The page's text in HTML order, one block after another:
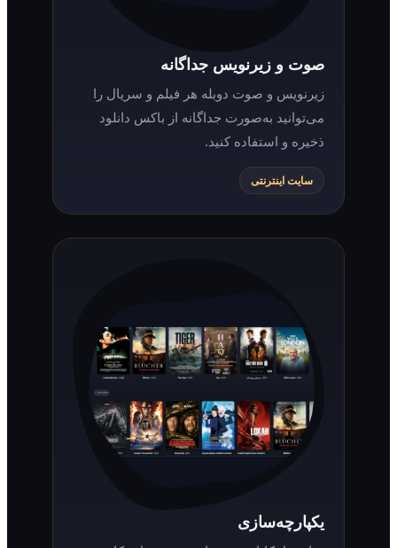
صوت و زیرنویس جداگانه
زیرنویس و صوت دوبله هر فیلم و سریال را
می‌توانید به‌صورت جداگانه از باکس دانلود
ذخیره و استفاده کنید.
سایت اینترنتی
یکپارچه‌سازی